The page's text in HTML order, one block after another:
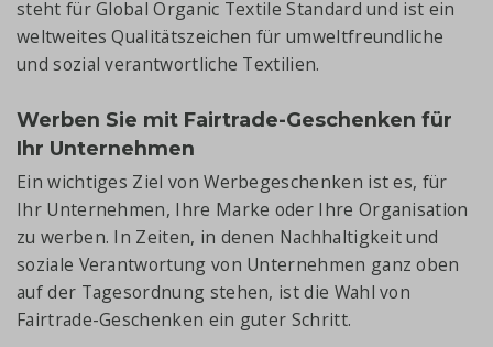
steht für Global Organic Textile Standard und ist ein
weltweites Qualitätszeichen für umweltfreundliche
und sozial verantwortliche Textilien.
Werben Sie mit Fairtrade-Geschenken für
Ihr Unternehmen
Ein wichtiges Ziel von Werbegeschenken ist es, für
Ihr Unternehmen, Ihre Marke oder Ihre Organisation
zu werben. In Zeiten, in denen Nachhaltigkeit und
soziale Verantwortung von Unternehmen ganz oben
auf der Tagesordnung stehen, ist die Wahl von
Fairtrade-Geschenken ein guter Schritt.